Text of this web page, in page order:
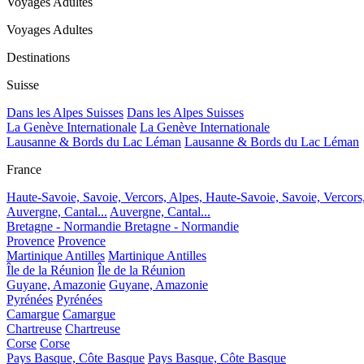
Voyages Adultes
Destinations
Suisse
Dans les Alpes Suisses Dans les Alpes Suisses
La Genève Internationale La Genève Internationale
Lausanne & Bords du Lac Léman Lausanne & Bords du Lac Léman
France
Haute-Savoie, Savoie, Vercors, Alpes, Haute-Savoie, Savoie,
Auvergne, Cantal... Auvergne, Cantal...
Bretagne - Normandie Bretagne - Normandie
Provence Provence
Martinique Antilles Martinique Antilles
Île de la Réunion Île de la Réunion
Guyane, Amazonie Guyane, Amazonie
Pyrénées Pyrénées
Camargue Camargue
Chartreuse Chartreuse
Corse Corse
Pays Basque, Côte Basque Pays Basque, Côte Basque